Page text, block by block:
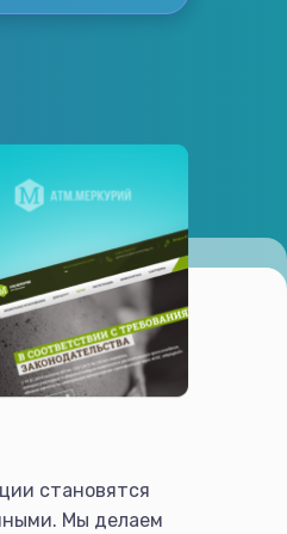
становятся
Мы делаем